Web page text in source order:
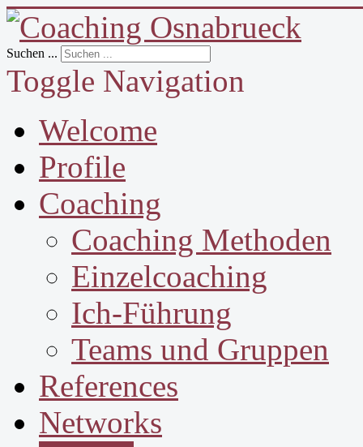
Suchen ...
Toggle Navigation
Welcome
Profile
Coaching
Coaching Methoden
Einzelcoaching
Ich-Führung
Teams und Gruppen
References
Networks